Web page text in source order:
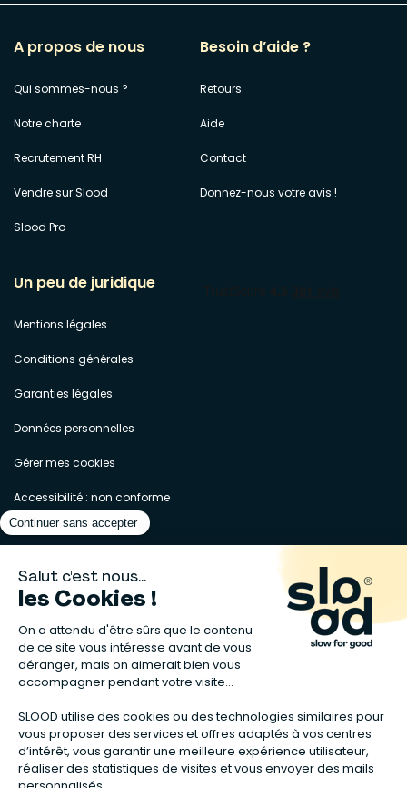
A propos de nous
Qui sommes-nous ?
Notre charte
Recrutement RH
Vendre sur Slood
Slood Pro
Besoin d’aide ?
Retours
Aide
Contact
Donnez-nous votre avis !
Un peu de juridique
Mentions légales
Conditions générales
Garanties légales
Données personnelles
Gérer mes cookies
Accessibilité : non conforme
Matelas naturels⋅Graines bio⋅ Lits bébés en bois⋅Déodorant bio⋅Sapin